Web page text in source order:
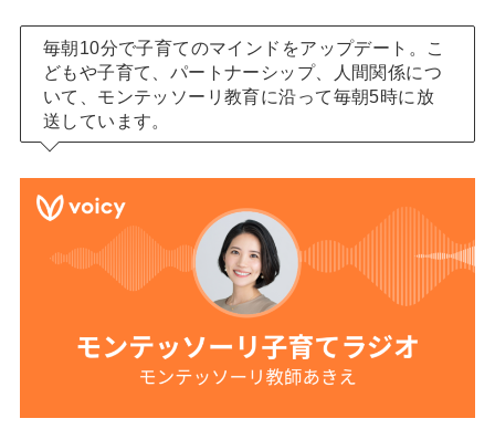
毎朝10分で子育てのマインドをアップデート。こ
どもや子育て、パートナーシップ、人間関係につ
いて、モンテッソーリ教育に沿って毎朝5時に放
送しています。